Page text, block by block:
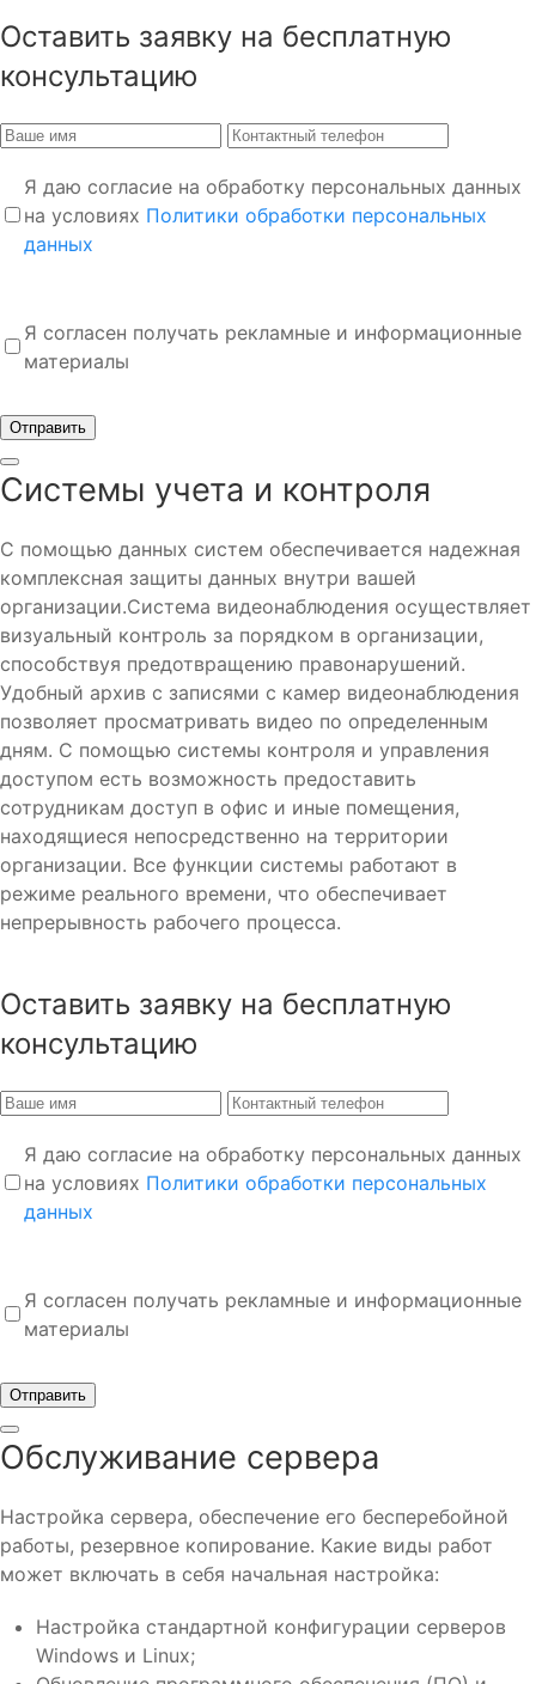
Оставить заявку на бесплатную
консультацию
Я даю согласие на обработку персональных данных
на условиях Политики обработки персональных
данных
Я согласен получать рекламные и информационные
материалы
Отправить
Системы учета и контроля
С помощью данных систем обеспечивается надежная
комплексная защиты данных внутри вашей
организации.Система видеонаблюдения осуществляет
визуальный контроль за порядком в организации,
способствуя предотвращению правонарушений.
Удобный архив с записями с камер видеонаблюдения
позволяет просматривать видео по определенным
дням. С помощью системы контроля и управления
доступом есть возможность предоставить
сотрудникам доступ в офис и иные помещения,
находящиеся непосредственно на территории
организации. Все функции системы работают в
режиме реального времени, что обеспечивает
непрерывность рабочего процесса.
Оставить заявку на бесплатную
консультацию
Я даю согласие на обработку персональных данных
на условиях Политики обработки персональных
данных
Я согласен получать рекламные и информационные
материалы
Отправить
Обслуживание сервера
Настройка сервера, обеспечение его бесперебойной
работы, резервное копирование. Какие виды работ
может включать в себя начальная настройка:
Настройка стандартной конфигурации серверов
Windows и Linux;